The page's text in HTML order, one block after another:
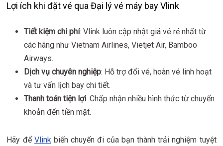
Lợi ích khi đặt vé qua Đại lý vé máy bay Vlink
Tiết kiệm chi phí: Vlink luôn cập nhật giá vé rẻ nhất từ
các hãng như Vietnam Airlines, Vietjet Air, Bamboo
Airways.
Dịch vụ chuyên nghiệp: Hỗ trợ đổi vé, hoàn vé linh hoạt
và tư vấn lịch bay chi tiết.
Thanh toán tiện lợi: Chấp nhận nhiều hình thức từ chuyển
khoản đến tiền mặt.
Hãy để Vlinkbiến chuyến đi của bạn thành trải nghiệm tuyệt